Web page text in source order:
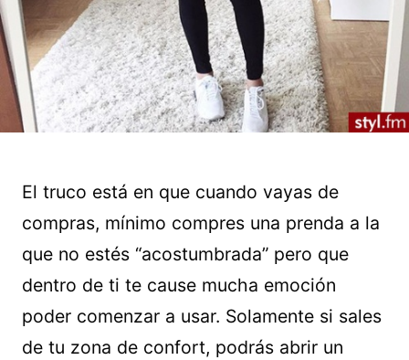
El truco está en que cuando vayas de
compras, mínimo compres una prenda a la
que no estés “acostumbrada” pero que
dentro de ti te cause mucha emoción
poder comenzar a usar. Solamente si sales
de tu zona de confort, podrás abrir un